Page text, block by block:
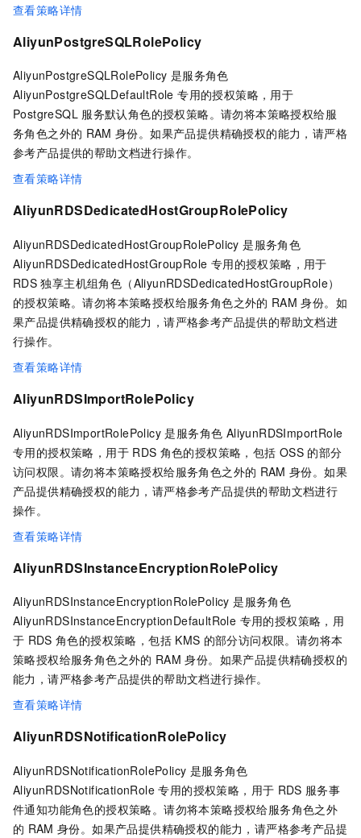
查看策略详情
AliyunPostgreSQLRolePolicy
AliyunPostgreSQLRolePolicy 是服务角色
AliyunPostgreSQLDefaultRole 专用的授权策略，用于
PostgreSQL 服务默认角色的授权策略。请勿将本策略授权给服
务角色之外的 RAM 身份。如果产品提供精确授权的能力，请严格
参考产品提供的帮助文档进行操作。
查看策略详情
AliyunRDSDedicatedHostGroupRolePolicy
AliyunRDSDedicatedHostGroupRolePolicy 是服务角色
AliyunRDSDedicatedHostGroupRole 专用的授权策略，用于
RDS 独享主机组角色（AliyunRDSDedicatedHostGroupRole）
的授权策略。请勿将本策略授权给服务角色之外的 RAM 身份。如
果产品提供精确授权的能力，请严格参考产品提供的帮助文档进
行操作。
查看策略详情
AliyunRDSImportRolePolicy
AliyunRDSImportRolePolicy 是服务角色 AliyunRDSImportRole
专用的授权策略，用于 RDS 角色的授权策略，包括 OSS 的部分
访问权限。请勿将本策略授权给服务角色之外的 RAM 身份。如果
产品提供精确授权的能力，请严格参考产品提供的帮助文档进行
操作。
查看策略详情
AliyunRDSInstanceEncryptionRolePolicy
AliyunRDSInstanceEncryptionRolePolicy 是服务角色
AliyunRDSInstanceEncryptionDefaultRole 专用的授权策略，用
于 RDS 角色的授权策略，包括 KMS 的部分访问权限。请勿将本
策略授权给服务角色之外的 RAM 身份。如果产品提供精确授权的
能力，请严格参考产品提供的帮助文档进行操作。
查看策略详情
AliyunRDSNotificationRolePolicy
AliyunRDSNotificationRolePolicy 是服务角色
AliyunRDSNotificationRole 专用的授权策略，用于 RDS 服务事
件通知功能角色的授权策略。请勿将本策略授权给服务角色之外
的 RAM 身份。如果产品提供精确授权的能力，请严格参考产品提